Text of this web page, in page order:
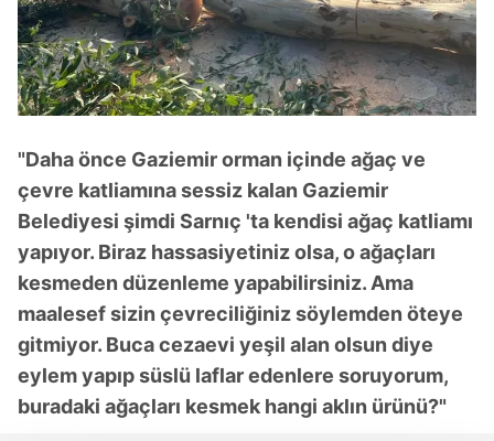
"Daha önce Gaziemir orman içinde ağaç ve
çevre katliamına sessiz kalan Gaziemir
Belediyesi şimdi Sarnıç 'ta kendisi ağaç katliamı
yapıyor. Biraz hassasiyetiniz olsa, o ağaçları
kesmeden düzenleme yapabilirsiniz. Ama
maalesef sizin çevreciliğiniz söylemden öteye
gitmiyor. Buca cezaevi yeşil alan olsun diye
eylem yapıp süslü laflar edenlere soruyorum,
buradaki ağaçları kesmek hangi aklın ürünü?"